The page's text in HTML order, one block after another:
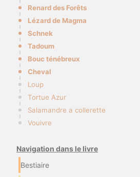
Renard des Forêts
Lézard de Magma
Schnek
Tadoum
Bouc ténébreux
Cheval
Loup
Tortue Azur
Salamandre a collerette
Vouivre
Navigation dans le livre
Bestiaire